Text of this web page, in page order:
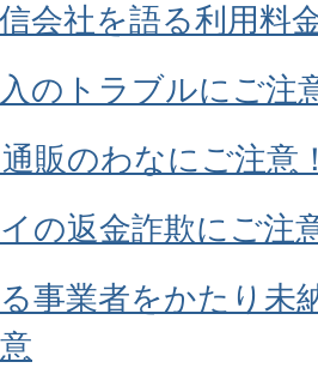
会社を語る利用料
のトラブルにご注
販のわなにご注意
の返金詐欺にご注
事業者をかたり未